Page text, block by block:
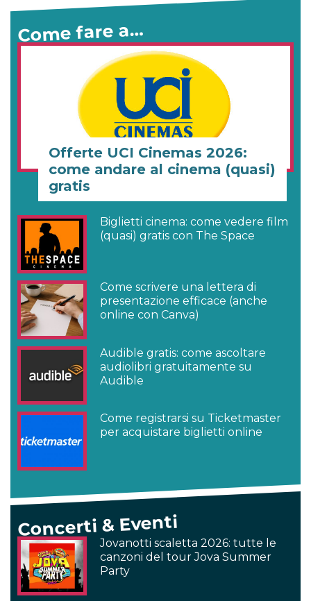
Come fare a…
Offerte UCI Cinemas 2026:
come andare al cinema (quasi)
gratis
Biglietti cinema: come vedere film
(quasi) gratis con The Space
Come scrivere una lettera di
presentazione efficace (anche
online con Canva)
Audible gratis: come ascoltare
audiolibri gratuitamente su
Audible
Come registrarsi su Ticketmaster
per acquistare biglietti online
Concerti & Eventi
Jovanotti scaletta 2026: tutte le
canzoni del tour Jova Summer
Party